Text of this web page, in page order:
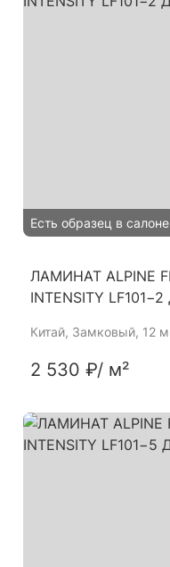
Есть образец в салоне
ЛАМИНАТ ALPINE
INTENSITY
Китай, Замковый, 12
2 530 ₽/ м²